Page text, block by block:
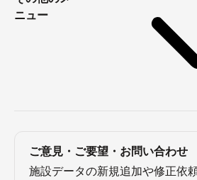
ニュー
ご意見・ご要望・お問い合わせ
施設データの新規追加や修正依